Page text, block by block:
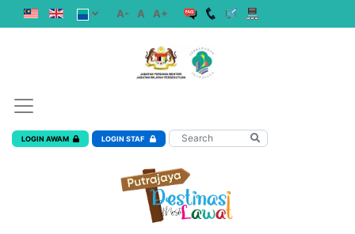
A- A A+
LOGIN AWAM LOGIN STAF